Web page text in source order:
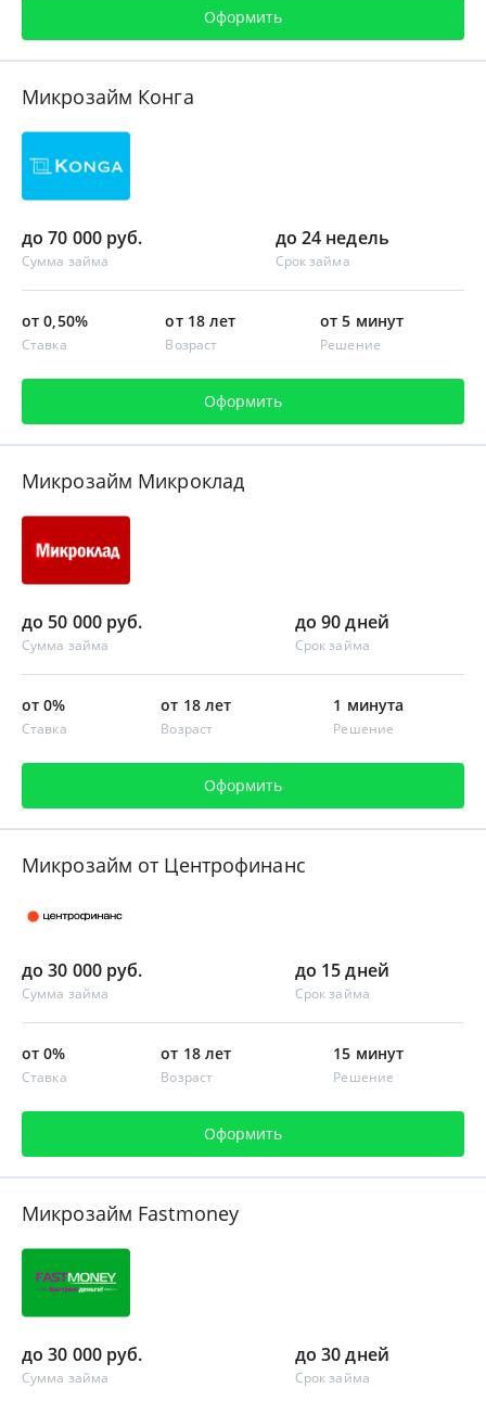
Оформить
Микрозайм Конга
до 70 000 руб.
Сумма займа
до 24 недель
Срок займа
от 0,50%
Ставка
от 18 лет
Возраст
от 5 минут
Решение
Оформить
Микрозайм Микроклад
до 50 000 руб.
Сумма займа
до 90 дней
Срок займа
от 0%
Ставка
от 18 лет
Возраст
1 минута
Решение
Оформить
Микрозайм от Центрофинанс
до 30 000 руб.
Сумма займа
до 15 дней
Срок займа
от 0%
Ставка
от 18 лет
Возраст
15 минут
Решение
Оформить
Микрозайм Fastmoney
до 30 000 руб.
Сумма займа
до 30 дней
Срок займа